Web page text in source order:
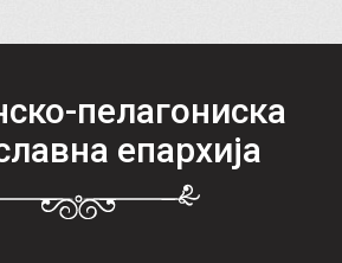
пелагониска
епархија